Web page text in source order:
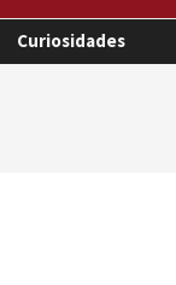
Curiosidades